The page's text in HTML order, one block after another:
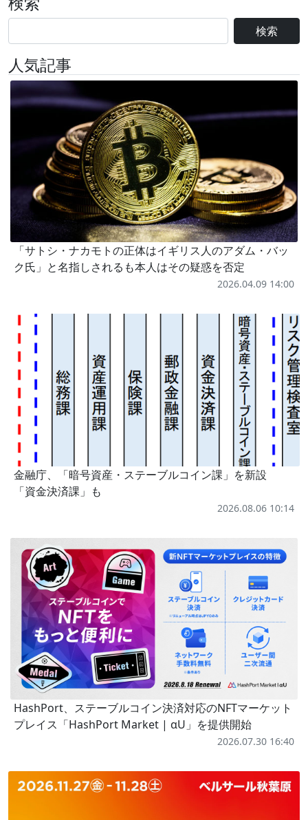
検索
人気記事
「サトシ・ナカモトの正体はイギリス人のアダム・バッ
ク氏」と名指しされるも本人はその疑惑を否定
2026.04.09 14:00
金融庁、「暗号資産・ステーブルコイン課」を新設
「資金決済課」も
2026.08.06 10:14
HashPort、ステーブルコイン決済対応のNFTマーケット
プレイス「HashPort Market | αU」を提供開始
2026.07.30 16:40